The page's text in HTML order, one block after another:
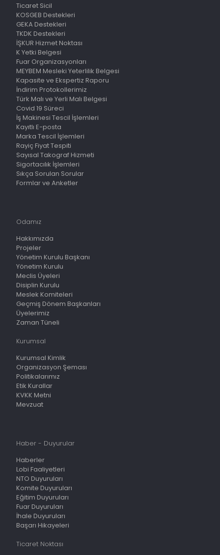
Ticaret Sicil
KOSGEB Destekleri
GEKA Destekleri
TKDK Destekleri
İŞKUR Hizmet Noktası
K Yetki Belgesi
Fuar Organizasyonları
MEYBEM Mesleki Yeterlilik Belgesi
Kapasite ve Ekspertiz Raporu
İndirim Protokollerimiz
Türk Malı ve Yerli Malı Belgesi
Covid 19 Süreci
İş Makinesi Tescil İşlemleri
Kayıtlı E-posta
Marka Tescil İşlemleri
Rayiç Fiyat Tespiti
Sayısal Takograf Hizmeti
Sigortacılık İşlemleri
Sıkça Sorulan Sorular
Formlar ve Anketler
Odamız
Hakkımızda
Projeler
Yönetim Kurulu Başkanı
Yönetim Kurulu
Meclis Üyeleri
Disiplin Kurulu
Meslek Komiteleri
Geçmiş Dönem Başkanları
Üyelerimiz
Zaman Tüneli
Kurumsal
Kurumsal Kimlik
Organizasyon Şeması
Politikalarımız
Etik Kurallar
KVKK Metni
Mevzuat
Haber - Duyurular
Haberler
Lobi Faaliyetleri
NTO Duyuruları
Komite Duyuruları
Eğitim Duyuruları
Fuar Duyuruları
İhale Duyuruları
Başarı Hikayeleri
Ticaret Noktası